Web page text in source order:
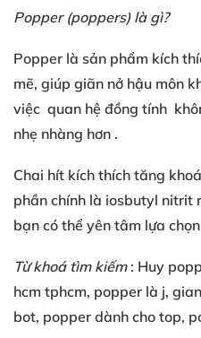
Popper (poppers) là gì?
Popper là sản phẩm kích
mẽ, giúp giãn nở hậu môn
việc quan hệ đồng tính
nhẹ nhàng hơn .
Chai hít kích thích tăng
phần chính là iosbutyl nitrit
bạn có thể yên tâm lựa chọn
Từ khoá tìm kiếm : Huy
hcm tphcm, popper là j,
bot, popper dành cho top,